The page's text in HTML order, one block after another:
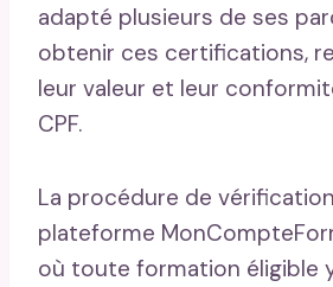
adapté plusieurs de ses
obtenir ces certifications,
leur valeur et leur
CPF.
La procédure de
plateforme
où toute formation éligible